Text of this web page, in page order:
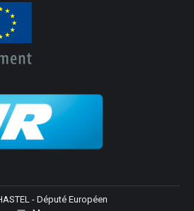
- Député Européen